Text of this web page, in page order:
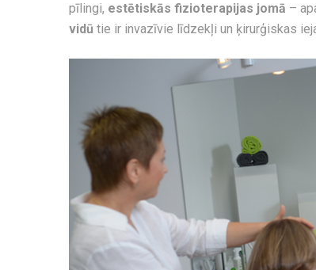
pīlingi, estētiskās fizioterapijas jomā –
vidū tie ir invazīvie līdzekļi un ķirurģiskas